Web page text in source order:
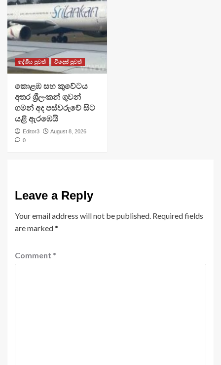
දේශීය පුවත් විදෙස් පුවත්
​කොළඹ සහ කුවේටය
අතර ශ්‍රීලංකන් ගුවන්
ගමන් අද පස්වරුවේ සිට
යළි ඇරඹෙයි
Editor3
August 8, 2026
0
Leave a Reply
Your email address will not be published. Required fields
are marked*
Comment *